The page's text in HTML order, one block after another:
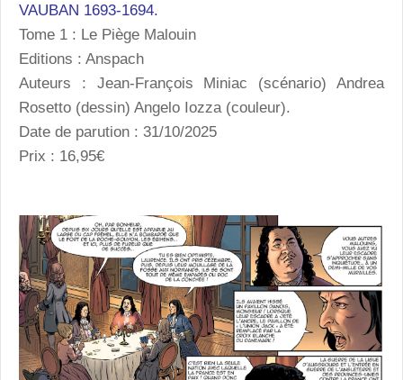
VAUBAN 1693-1694.
Tome 1 : Le Piège Malouin
Editions : Anspach
Auteurs : Jean-François Miniac (scénario) Andrea
Rosetto (dessin) Angelo Iozza (couleur).
Date de parution : 31/10/2025
Prix : 16,95€